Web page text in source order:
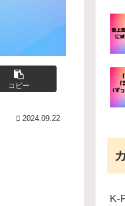
コピー
2024.09.22
K-